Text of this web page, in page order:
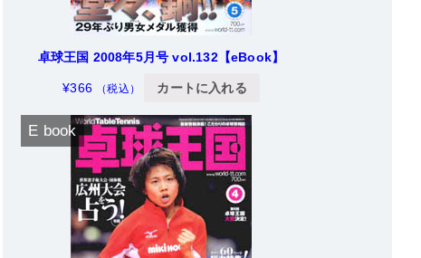
卓球王国 2008年5月号 vol.132【eBook】
¥366 （税込） カートに入れる
E book